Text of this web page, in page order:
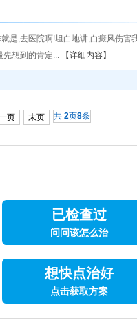
是,去医院啊!坦白地讲,白癜风伤
先想到的肯定...
【详细内容】
页 末页 共 2页8条
已检查过
问问该怎么治
想快点治好
点击获取方案